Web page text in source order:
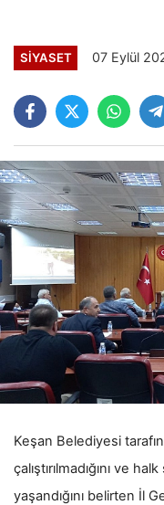
SİYASET 07 Eylül
Keşan Belediyesi
çalıştırılmadığını ve
yaşandığını belirten İl